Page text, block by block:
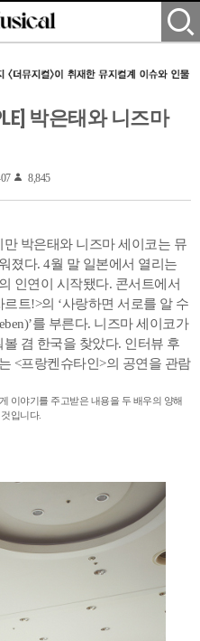
박은태와 니즈마
8,845
박은태와 니즈마 세이코는 뮤
졌다. 4월 말 일본에서 열리는
인연이 시작됐다. 콘서트에서
트!>의 ‘사랑하면 서로를 알 수
를 부른다. 니즈마 세이코가
겸 한국을 찾았다. 인터뷰 후
<프랑켄슈타인>의 공연을 관람
이야기를 주고받은 내용을 두 배우의 양해
입니다.